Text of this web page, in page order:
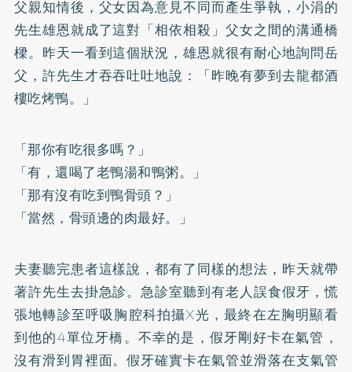
父親知情後，父女因為意見不同而產生爭執，小涓的
先生雄恩就成了這對「相依相殺」父女之間的溝通橋
樑。昨天一看到這個狀況，雄恩就很有耐心地詢問岳
父，許先生才吞吞吐吐地說：「昨晚有夢到去龍都酒
樓吃烤鴨。」
「那你有吃很多嗎？」
「有，還喝了老鴨湯和鴨粥。」
「那有沒有吃到鴨骨頭？」
「當然，骨頭邊的肉最好。」
夫妻聽完患者這樣說，都有了同樣的想法，昨天就帶
著許先生去掛急診。急診室聽到有老人誤食假牙，慌
張地轉診至呼吸胸腔科拍攝X光，最終在左胸明顯看
到他的4單位牙橋。不幸的是，假牙剛好卡在氣管，
沒有滑到胃裡面。假牙確實卡在氣管並滑落在支氣管